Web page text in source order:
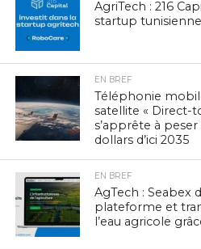
AgriTech : 216
startup
EN BREF
Téléphonie
satellite « Direct-
s’apprête à
dollars d’ici 2035
EN BREF
AgTech : Seabex
plateforme et
l’eau agricole